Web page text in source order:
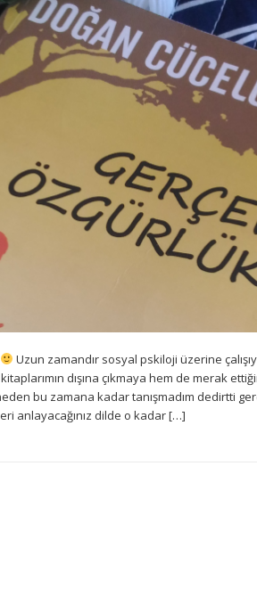
Uzun zamandır sosyal pskiloji üzerine
dışına çıkmaya hem de merak
bu zamana kadar tanışmadım dedirtti
anlayacağınız dilde o kadar […]